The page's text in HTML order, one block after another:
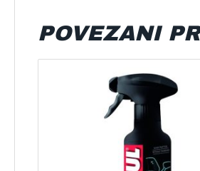
POVEZANI